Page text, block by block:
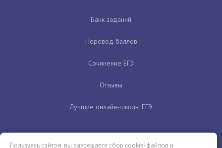
Банк заданий
Перевод баллов
Сочинение ЕГЭ
Отзывы
Лучшие онлайн-школы ЕГЭ
Пользуясь сайтом, вы разрешаете сбор cookie-файлов и